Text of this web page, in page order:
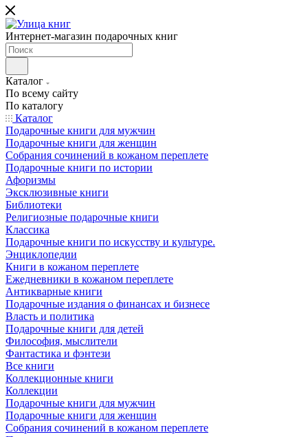
Интернет-магазин подарочных книг
Каталог
По всему сайту
По каталогу
Каталог
Подарочные книги для мужчин
Подарочные книги для женщин
Собрания сочинений в кожаном переплете
Подарочные книги по истории
Афоризмы
Эксклюзивные книги
Библиотеки
Религиозные подарочные книги
Классика
Подарочные книги по искусству и культуре.
Энциклопедии
Книги в кожаном переплете
Ежедневники в кожаном переплете
Антикварные книги
Подарочные издания о финансах и бизнесе
Власть и политика
Подарочные книги для детей
Философия, мыслители
Фантастика и фэнтези
Все книги
Коллекционные книги
Коллекции
Подарочные книги для мужчин
Подарочные книги для женщин
Собрания сочинений в кожаном переплете